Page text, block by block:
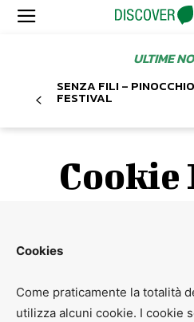
ULTIME
SENZA FILI –
FESTIVAL
Cookie
Cookies
Come praticamente la totalità
utilizza alcuni cookie. I cookie